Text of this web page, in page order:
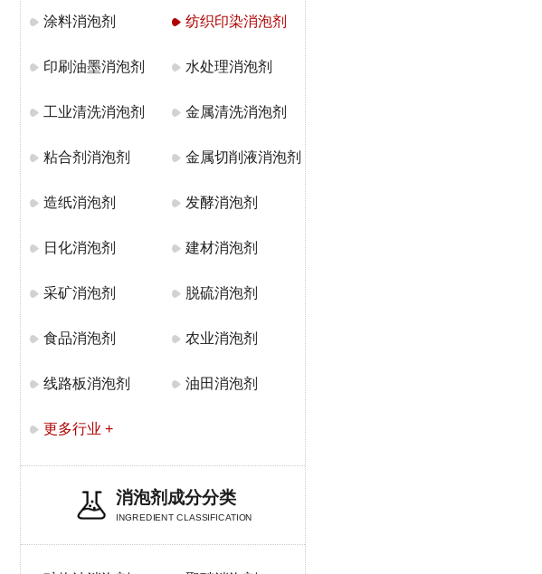
涂料消泡剂 纺织印染消泡剂
印刷油墨消泡剂 水处理消泡剂
工业清洗消泡剂 金属清洗消泡剂
粘合剂消泡剂 金属切削液消泡剂
造纸消泡剂 发酵消泡剂
日化消泡剂 建材消泡剂
采矿消泡剂 脱硫消泡剂
食品消泡剂 农业消泡剂
线路板消泡剂 油田消泡剂
更多行业 +
消泡剂成分分类
INGREDIENT CLASSIFICATION